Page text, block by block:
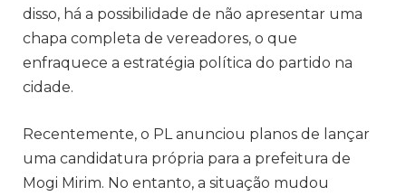
disso, há a possibilidade de não apresentar uma
chapa completa de vereadores, o que
enfraquece a estratégia política do partido na
cidade.
Recentemente, o PL anunciou planos de lançar
uma candidatura própria para a prefeitura de
Mogi Mirim. No entanto, a situação mudou